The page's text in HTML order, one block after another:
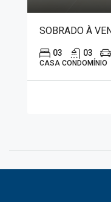
03 03
CASA CONDOMÍNIO